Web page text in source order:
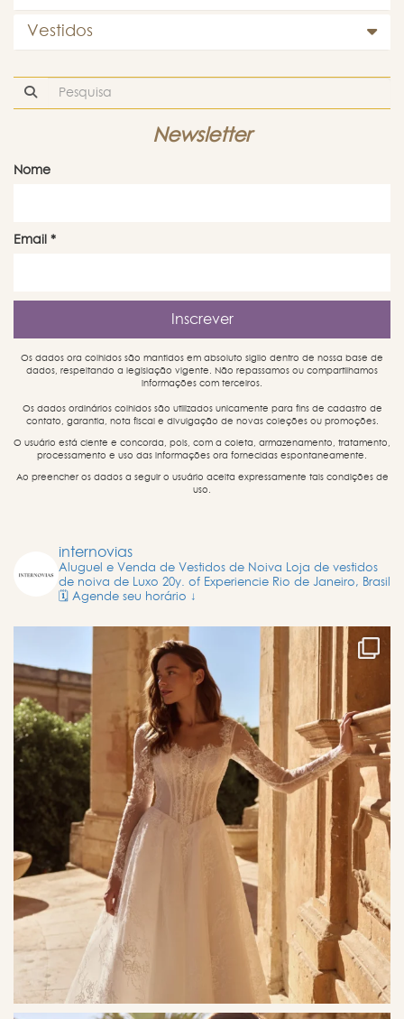
Vestidos
Newsletter
Nome
Email *
Os dados ora colhidos são mantidos em absoluto sigilo dentro de nossa base de
dados, respeitando a legislação vigente. Não repassamos ou compartilhamos
informações com terceiros.
Os dados ordinários colhidos são utilizados unicamente para fins de cadastro de
contato, garantia, nota fiscal e divulgação de novas coleções ou promoções.
O usuário está ciente e concorda, pois, com a coleta, armazenamento, tratamento,
processamento e uso das informações ora fornecidas espontaneamente.
Ao preencher os dados a seguir o usuário aceita expressamente tais condições de
uso.
internovias
Aluguel e Venda de Vestidos de Noiva Loja de vestidos
de noiva de Luxo 20y. of Experiencie Rio de Janeiro, Brasil
🗓️ Agende seu horário ↓